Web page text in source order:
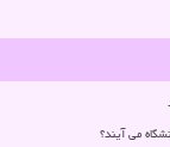
می آیند؟